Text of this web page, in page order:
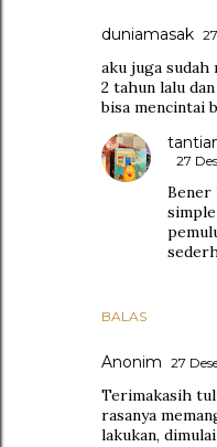
duniamasak
aku juga sudah
2 tahun lalu
bisa mencintai
BALAS
27
Bener
Anonim 27
Terimakasih
rasanya
lakukan,